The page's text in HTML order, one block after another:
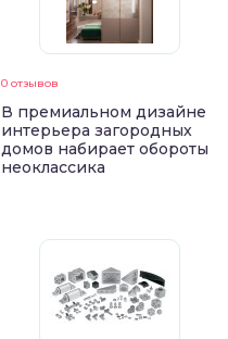
0 отзывов
В премиальном дизайне
интерьера загородных
домов набирает обороты
неоклассика